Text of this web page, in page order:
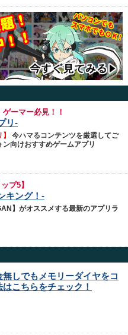
ーマー必見！！
リ-
今ハマるコンテンツを厳選してご
向けおすすめゲームアプリ
プ5】
キング！-
】がオススメする最新のアプリラ
無しでもメモリーダイヤをコ
こちらをチェック！